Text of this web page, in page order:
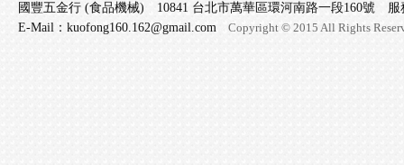
國豐五金行 (食品機械) 10841 台北市萬華區環河南路一段160號 服
E-Mail：kuofong160.162@gmail.com Copyright © 2015 All Rights